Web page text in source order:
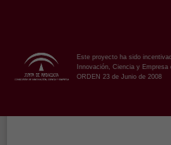
Este proyecto ha sido
Innovación, Ciencia y
ORDEN 23 de Junio de 2008